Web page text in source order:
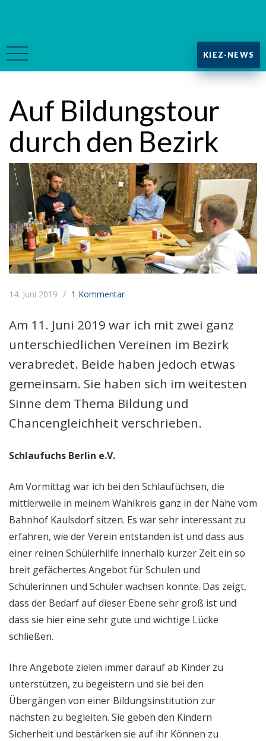
KIEZ-NEWS
Auf Bildungstour
durch den Bezirk
14. Juni 2019 1 Kommentar
Am 11. Juni 2019 war ich mit zwei ganz
unterschiedlichen Vereinen im Bezirk
verabredet. Beide haben jedoch etwas
gemeinsam. Sie haben sich im weitesten
Sinne dem Thema Bildung und
Chancengleichheit verschrieben.
Schlaufuchs Berlin e.V.
Am Vormittag war ich bei den Schlaufüchsen, die
mittlerweile in meinem Wahlkreis ganz in der Nähe vom
Bahnhof Kaulsdorf sitzen. Es war sehr interessant zu
erfahren, wie der Verein entstanden ist und dass aus
einer reinen Schülerhilfe innerhalb kurzer Zeit ein so
breit gefächertes Angebot für Schulen und
Schülerinnen und Schüler wachsen konnte. Das zeigt,
dass der Bedarf auf dieser Ebene sehr groß ist und
dass sie hier eine sehr gute und wichtige Lücke
schließen.
Ihre Angebote zielen immer darauf ab Kinder zu
unterstützen, zu begeistern und sie bei den
Übergängen von einer Bildungsinstitution zur
nächsten zu begleiten. Sie geben den Kindern
Sicherheit und bestärken sie auf ihr Können zu